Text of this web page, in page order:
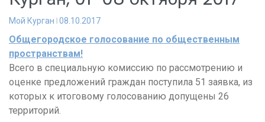
Мой Курган 08.10.2017
Общегородское голосование по общественным
пространствам!
Всего в специальную комиссию по рассмотрению и
оценке предложений граждан поступила 51 заявка, из
которых к итоговому голосованию допущены 26
территорий.